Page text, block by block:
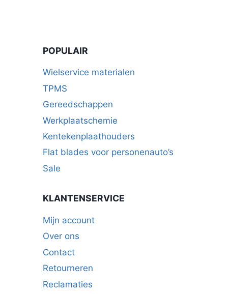
POPULAIR
Wielservice materialen
TPMS
Gereedschappen
Werkplaatschemie
Kentekenplaathouders
Flat blades voor personenauto’s
Sale
KLANTENSERVICE
Mijn account
Over ons
Contact
Retourneren
Reclamaties